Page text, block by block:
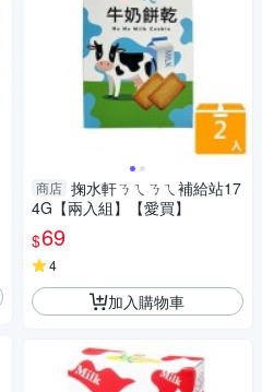
商店 掬水軒ㄋㄟㄋㄟ補給站17
4G【兩入組】【愛買】
$69
4
加入購物車